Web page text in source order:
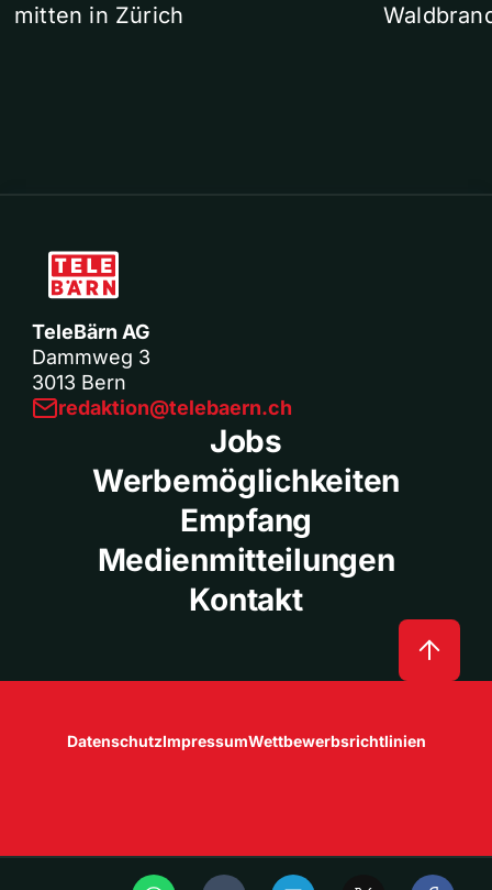
mitten in Zürich
TeleBärn AG
Dammweg 3
3013 Bern
redaktion@telebaern.ch
Jobs
Werbemöglichkeiten
Empfang
Medienmitteilungen
Kontakt
DatenschutzImpressumWettbewerbsrichtlinien